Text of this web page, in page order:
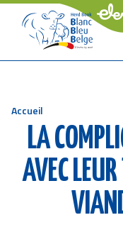
d'Ariane
Accueil
LA
AVEC